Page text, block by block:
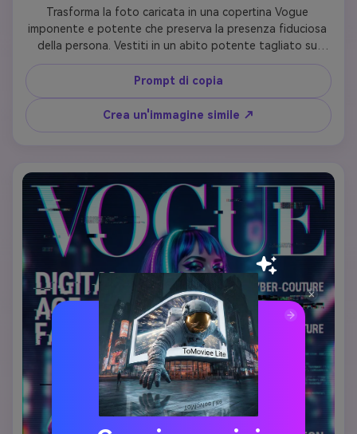
Trasforma la foto caricata in una copertina Vogue
imponente e potente che preserva la presenza fiduciosa
della persona. Vestiti in un abito potente tagliato su
misura: pensa a un blazer strutturato, a una camicia
bianca fresca o a un pantalone elegante in nero, blu navy
o a righe. I capelli dovrebbero essere lucidi: un cocciolo
liscio, un bob affilato o onde strutturate. Trucco forte e
definito con sopracciglia audaci e labbra potenti.
grassetto, titolo 'The Power Issue', copertina su donne
nella leadership, rompere soffitti di vetro e ridefinire il
successo. Raffinatezza esecutiva del canale.
Prompt di copia
Crea un'immagine simile ↗